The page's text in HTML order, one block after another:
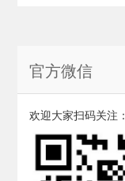
官方微信
欢迎大家扫码关注：